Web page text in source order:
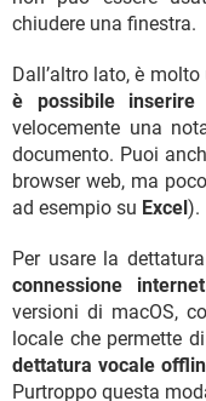
chiudere una finestra.
Dall’altro lato, è
è possibile
velocemente una
documento. Puoi
browser web, ma
ad esempio su Excel ).
Per usare la
connessione internet
versioni di macOS,
locale che permette
dettatura vocale
Purtroppo questa